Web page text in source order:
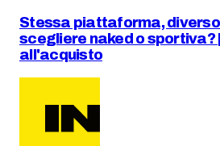
Stessa piattaforma,
scegliere naked o sportiva?
all'acquisto